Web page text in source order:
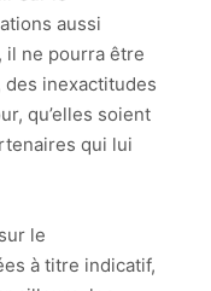
aussi
il ne pourra être
inexactitudes
qu’elles soient
qui lui
le
à titre indicatif,